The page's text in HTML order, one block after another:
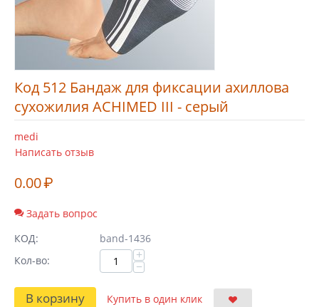
Код 512 Бандаж для фиксации ахиллова
сухожилия ACHIMED III - серый
medi
Написать отзыв
0.00₽
Задать вопрос
КОД:
band-1436
Кол-во:
+
−
В корзину Купить в один клик